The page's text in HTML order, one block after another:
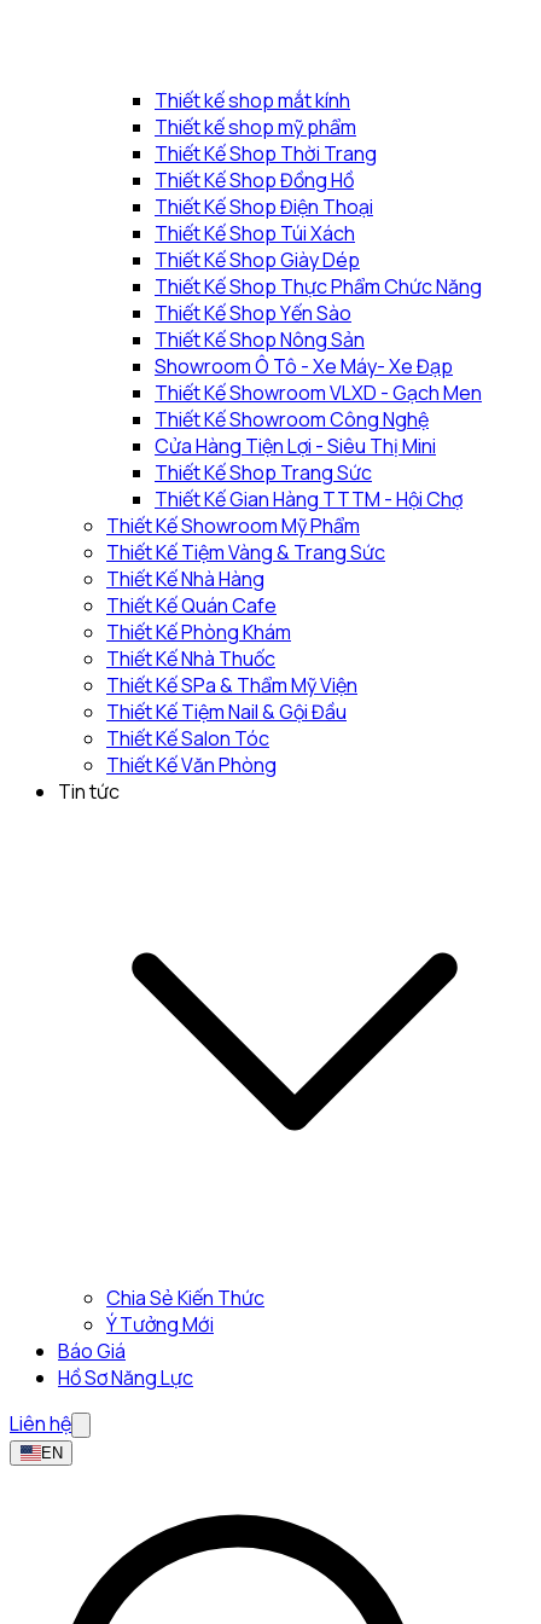
Thiết kế shop mắt kính
Thiết kế shop mỹ phẩm
Thiết Kế Shop Thời Trang
Thiết Kế Shop Đồng Hồ
Thiết Kế Shop Điện Thoại
Thiết Kế Shop Túi Xách
Thiết Kế Shop Giày Dép
Thiết Kế Shop Thực Phẩm Chức Năng
Thiết Kế Shop Yến Sào
Thiết Kế Shop Nông Sản
Showroom Ô Tô - Xe Máy- Xe Đạp
Thiết Kế Showroom VLXD - Gạch Men
Thiết Kế Showroom Công Nghệ
Cửa Hàng Tiện Lợi - Siêu Thị Mini
Thiết Kế Shop Trang Sức
Thiết Kế Gian Hàng TTTM - Hội Chợ
Thiết Kế Showroom Mỹ Phẩm
Thiết Kế Tiệm Vàng & Trang Sức
Thiết Kế Nhà Hàng
Thiết Kế Quán Cafe
Thiết Kế Phòng Khám
Thiết Kế Nhà Thuốc
Thiết Kế SPa & Thẩm Mỹ Viện
Thiết Kế Tiệm Nail & Gội Đầu
Thiết Kế Salon Tóc
Thiết Kế Văn Phòng
Tin tức
Chia Sẻ Kiến Thức
Ý Tưởng Mới
Báo Giá
Hồ Sơ Năng Lực
Liên hệ
EN